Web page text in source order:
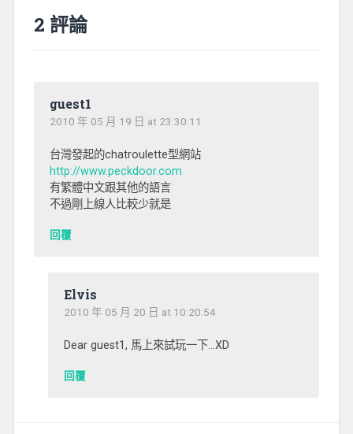
2 評論
guest1
2010 年 05 月 19 日 at 23:30:11
台灣發起的chatroulette型網站
http://www.peckdoor.com
有繁體中文跟其他的語言
不過剛上線人比較少就是
回覆
Elvis
2010 年 05 月 20 日 at 10:20:54
Dear guest1, 馬上來試玩一下…XD
回覆